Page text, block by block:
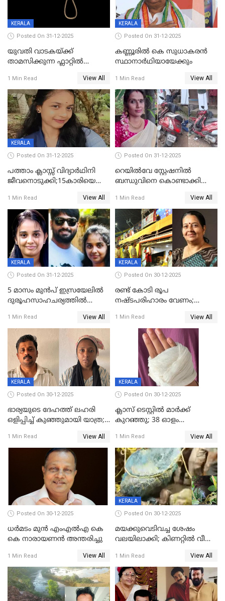
KERALA
Posted On 31-12-2025
യുവതി വാടകയ്ക്ക്
താമസിക്കുന്ന ഫ്ലാറ്റില്‍
സംഭവം കൈതപ്പൊയിലില്‍
1 Min Read View All
KERALA
Posted On 31-12-2025
കണ്ണൂരിൽ കെ സുധാകരൻ
സ്ഥാനാർഥിയായേക്കും
1 Min Read View All
KERALA
Posted On 31-12-2025
പത്താം ക്ലാസ്സ് വിദ്യാര്‍ഥിനി
ജീവനൊടുക്കി;15കാരിയെ
കിടപ്പുമുറിയില്‍ തൂങ്ങി മരിച്ച
നിലയിൽ
1 Min Read View All
Posted On 31-12-2025
റെയിൽവേ സ്റ്റേഷനിൽ
ബന്ധുവിനെ കൊണ്ടാക്കി
ലോറി സ്കൂട്ടറിൽ ഇടിച്ചു :
യുവതിക്ക് ദാരുണാന്ത്യം
1 Min Read View All
KERALA
Posted On 31-12-2025
5 മാസം മുൻപ് ഇസ്രയേലിൽ
ദുരൂഹസാഹചര്യത്തിൽ
മലയാളി യുവാവിന്റെ ഭാര്യയും
മരിച്ചു
1 Min Read View All
KERALA
Posted On 30-12-2025
രണ്ട് കോടി രൂപ
നഷ്ടപരിഹാരം വേണം;
നോട്ടീസയച്ച് ഉമാ തോമസ്
1 Min Read View All
KERALA
Posted On 30-12-2025
ഭാര്യയുടെ ദേഹത്ത് ലഹരി
ഒളിപ്പിച്ച് കുഞ്ഞുമായി യാത്ര;
പിടികൂടി പൊലീസ്
1 Min Read View All
KERALA
Posted On 30-12-2025
ക്ലാസ് ടെസ്റ്റിൽ മാർക്ക്
കുറഞ്ഞു; 38 ഓളം
സെന്ററിലെ അധ്യാപകന്‍
മർദിച്ചതായി പരാതി
1 Min Read View All
Posted On 30-12-2025
ധർമടം മുൻ എംഎല്‍എ കെ
കെ നാരായണന്‍ അന്തരിച്ചു
1 Min Read View All
KERALA
Posted On 30-12-2025
മയക്കുവെടിവച്ച ശേഷം
വലയിലാക്കി; കിണറ്റിൽ വീണ
1 Min Read View All